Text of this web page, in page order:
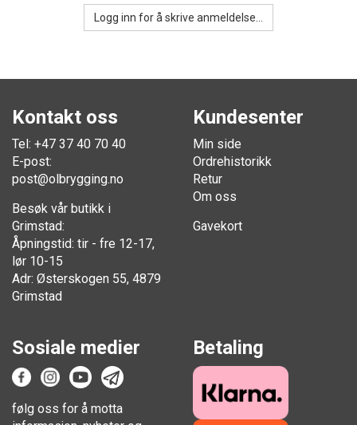
Logg inn for å skrive anmeldelse...
Kontakt oss
Tel: +47 37 40 70 40
E-post:
post@olbrygging.no
Besøk vår butikk i
Grimstad:
Åpningstid: tir - fre 12-17,
lør 10-15
Adr: Østerskogen 55, 4879
Grimstad
Kundesenter
Min side
Ordrehistorikk
Retur
Om oss
Gavekort
Sosiale medier
følg oss for å motta
Betaling